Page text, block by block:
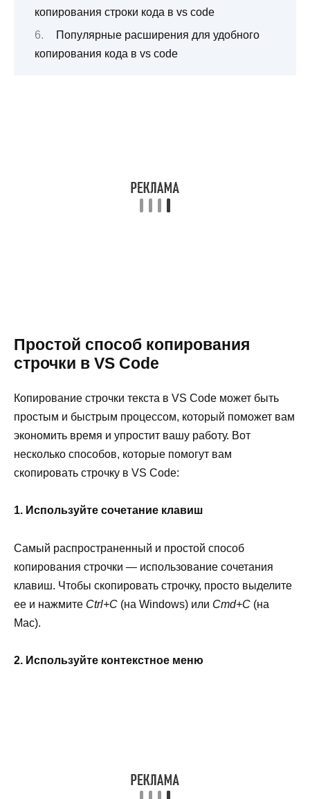
копирования строки кода в vs code
Популярные расширения для удобного
копирования кода в vs code
Простой способ копирования
строчки в VS Code
Копирование строчки текста в VS Code может быть
простым и быстрым процессом, который поможет вам
экономить время и упростит вашу работу. Вот
несколько способов, которые помогут вам
скопировать строчку в VS Code:
1. Используйте сочетание клавиш
Самый распространенный и простой способ
копирования строчки — использование сочетания
клавиш. Чтобы скопировать строчку, просто выделите
ее и нажмите Ctrl+C (на Windows) или Cmd+C (на
Mac).
2. Используйте контекстное меню